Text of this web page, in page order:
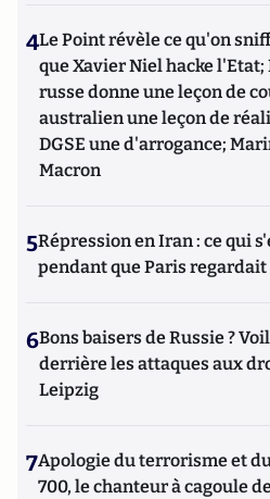
4Le Point révèle ce qu'on
que Xavier Niel hacke l'Etat;
russe donne une leçon de
australien une leçon de
DGSE une d'arrogance;
Macron
5Répression en Iran : ce qui
pendant que Paris
6Bons baisers de Russie ?
derrière les attaques aux
Leipzig
7Apologie du terrorisme et
700, le chanteur à cagoule